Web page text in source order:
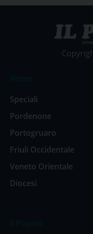
Speciali
Pordenone
Portogruaro
Friuli Occidentale
Veneto Orientale
Diocesi